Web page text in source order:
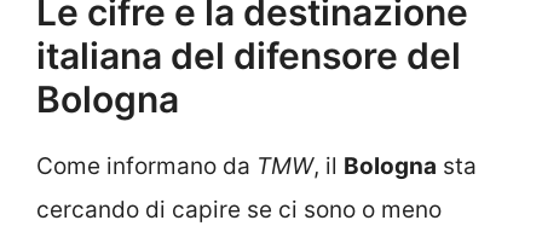
Le cifre e la destinazione
italiana del difensore del
Bologna
Come informano da TMW, il Bologna sta
cercando di capire se ci sono o meno